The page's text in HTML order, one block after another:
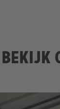
Bekijk